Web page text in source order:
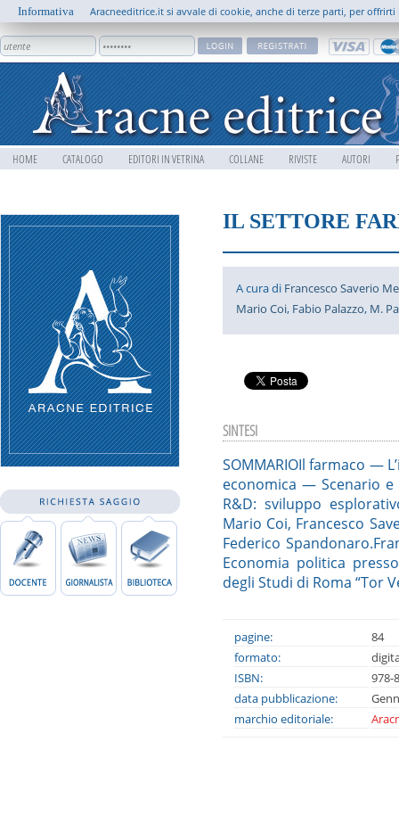
HOME CATALOGO EDITORI IN VETRINA COLLANE RIVISTE AUTORI
IL SETTORE
A cura di Francesco Saverio
Mario Coi, Fabio Palazzo, M.
SINTESI
SOMMARIOIl farmaco —
economica — Scenario
R&D: sviluppo
Mario Coi, Francesco
Federico
Economia politica
degli Studi di Roma “Tor
pagine:
84
formato:
ISBN:
978-
data pubblicazione:
marchio editoriale:
Informativa Aracneeditrice.it si avvale di cookie, anche di terze parti, per